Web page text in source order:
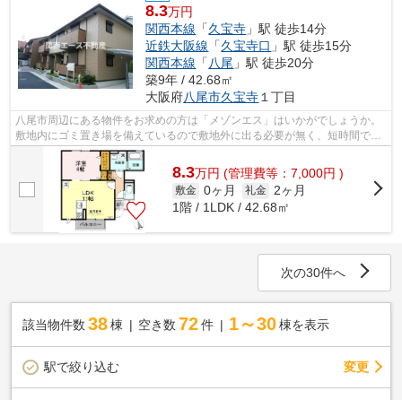
8.3万円
関西本線 「久宝寺 」駅 徒歩14分
近鉄大阪線 「久宝寺口 」駅 徒歩15分
関西本線 「八尾 」駅 徒歩20分
築9年 / 42.68㎡
大阪府八尾市久宝寺 １丁目
八尾市周辺にある物件をお求めの方は「メゾンエス」はいかがでしょうか。
敷地内にゴミ置き場を備えているので敷地外に出る必要が無く、短時間でご
み出しを終えられます。駅まで徒歩14...
8.3万円 (管理費等：7,000円 )
敷金 0ヶ月 礼金
2ヶ月
1階 / 1LDK / 42.68㎡
次の30件へ
該当物件数 38棟 空き数 72 件 1～30 棟を表示
駅で絞り込む 変更